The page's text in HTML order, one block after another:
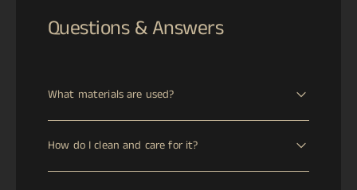
Questions & Answers
What materials are used?
material is selected for its exceptional quality, durability,
How do I clean and care for it?